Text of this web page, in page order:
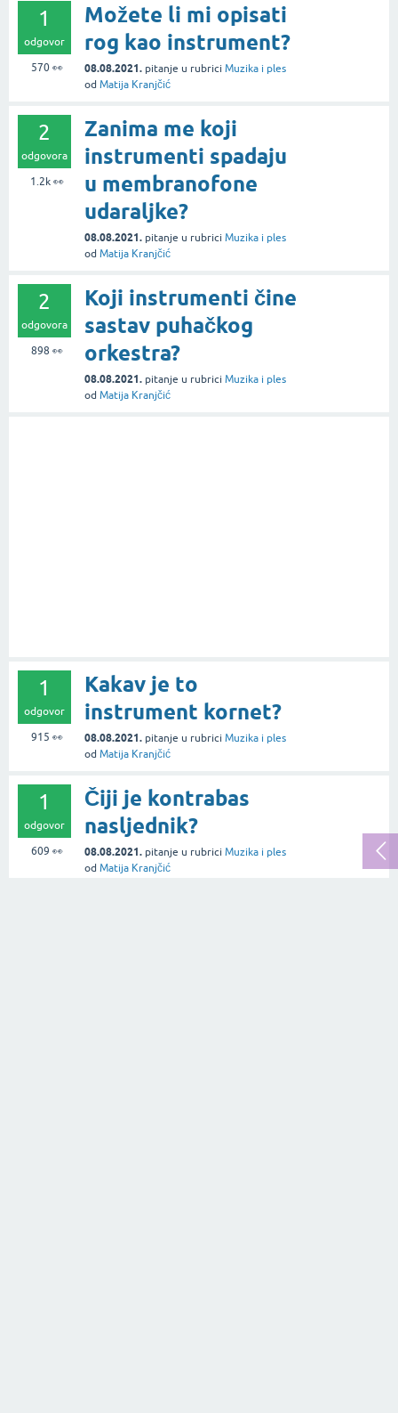
1
odgovor
570👀
Možete li mi opisati
rog kao instrument?
08.08.2021. pitanje u rubrici Muzika i ples
od Matija Kranjčić
2
odgovora
1.2k👀
Zanima me koji
instrumenti spadaju
u membranofone
udaraljke?
08.08.2021. pitanje u rubrici Muzika i ples
od Matija Kranjčić
2
odgovora
898 👀
Koji instrumenti čine
sastav puhačkog
orkestra?
08.08.2021. pitanje u rubrici Muzika i ples
od Matija Kranjčić
1
odgovor
915 👀
Kakav je to
instrument kornet?
08.08.2021. pitanje u rubrici Muzika i ples
od Matija Kranjčić
1
odgovor
609 👀
Čiji je kontrabas
nasljednik?
08.08.2021. pitanje u rubrici Muzika i ples
od Matija Kranjčić